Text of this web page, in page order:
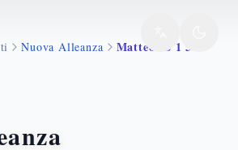
Nuova Alleanza Matteo 18 1 5